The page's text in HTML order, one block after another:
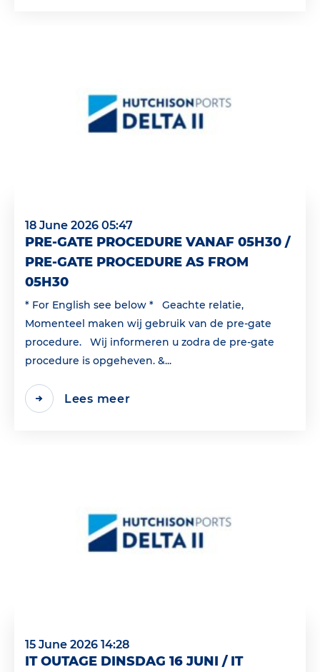
18 June 2026 05:47
PRE-GATE PROCEDURE VANAF 05H30 /
PRE-GATE PROCEDURE AS FROM
05H30
* For English see below * Geachte relatie,
Momenteel maken wij gebruik van de pre-gate
procedure. Wij informeren u zodra de pre-gate
procedure is opgeheven. &...
Lees meer
15 June 2026 14:28
IT OUTAGE DINSDAG 16 JUNI / IT